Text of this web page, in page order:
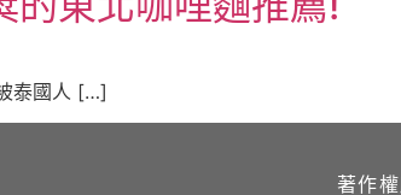
泰國人 […]
著作